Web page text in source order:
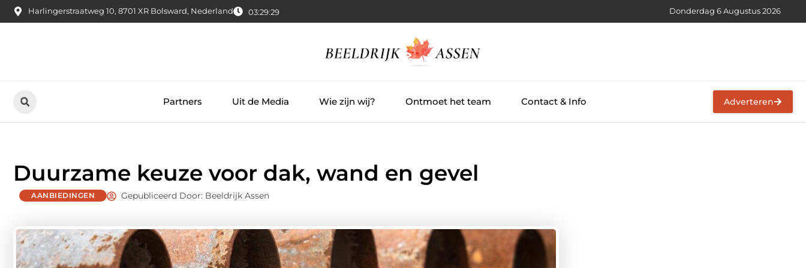
Harlingerstraatweg 10, 8701 XR Bolsward, Nederland 03:29:30 Donderdag 6 Augustus 2026
Partners Uit de Media Wie zijn wij? Ontmoet het team Contact & Info Adverteren
Duurzame keuze voor dak, wand en gevel
AANBIEDINGEN Gepubliceerd Door: Beeldrijk Assen